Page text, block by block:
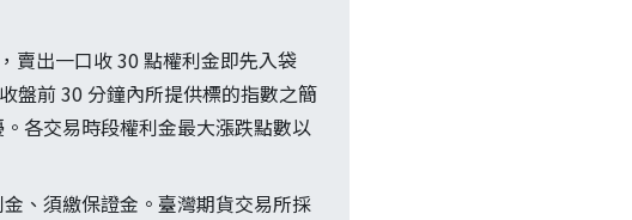
賣出一口收 30 點權利金即先入袋
盤前 30 分鐘內所提供標的指數之簡
各交易時段權利金最大漲跌點數以
、須繳保證金。臺灣期貨交易所採